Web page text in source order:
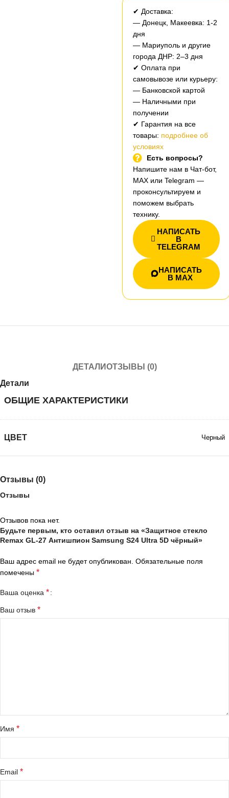
✔ Доставка:
— Донецк, Макеевка: 1-2
дня
— Мариуполь и другие
города ДНР: 2–3 дня
✔ Оплата при
самовывозе или курьеру:
— Банковской картой
— Наличными при
получении
✔ Гарантия на все
товары: подробнее об
условиях
Есть вопросы?
Напишите нам в Чат-бот,
MAX или Telegram —
проконсультируем и
поможем выбрать
технику.
НАПИСАТЬ
В
TELEGRAM
НАПИСАТЬ
В MAX
ДЕТАЛИОТЗЫВЫ (0)
Детали
ОБЩИЕ ХАРАКТЕРИСТИКИ
ЦВЕТ Черный
Отзывы (0)
Отзывы
Отзывов пока нет.
Будьте первым, кто оставил отзыв на «Защитное стекло
Remax GL-27 Антишпион Samsung S24 Ultra 5D чёрный»
Ваш адрес email не будет опубликован. Обязательные поля
помечены *
Ваша оценка *
Ваш отзыв *
Имя *
Email *